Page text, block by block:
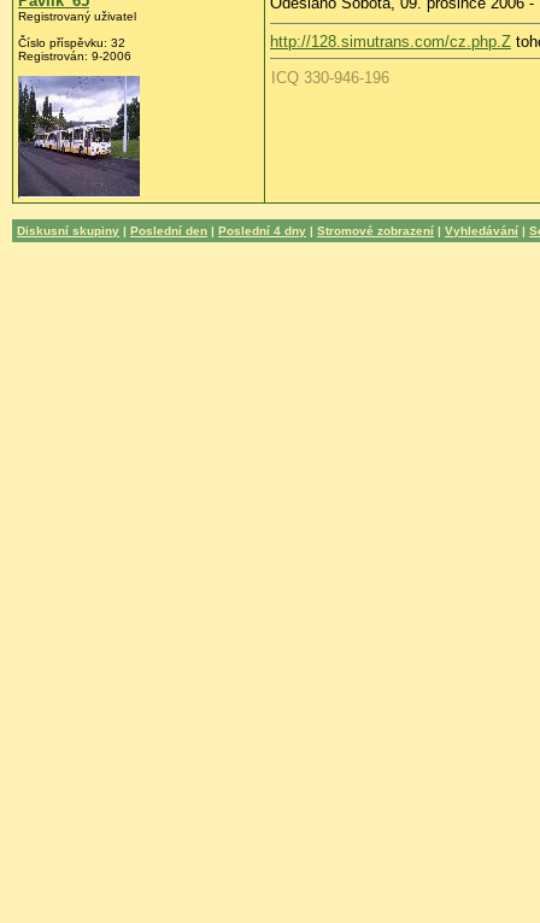
Registrovaný uživatel
Číslo příspěvku: 32
Registrován: 9-2006
http://128.simutrans.com/cz.php.Z
ICQ 330-946-196
Diskusní skupiny | Poslední den | Poslední 4 dny | Stromové zobrazení | Vyhledávání |